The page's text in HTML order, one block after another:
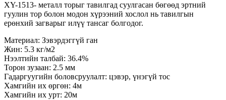
XY-1513- металл торыг тавилгад суулгасан бөгөөд эртний
гуулин тор болон модон хүрээний хослол нь тавилгын
ерөнхий загварыг илүү тансаг болгодог.
Материал: Зэвэрдэггүй ган
Жин: 5.3 кг/м2
Нээлтийн талбай: 36.4%
Торон зузаан: 2.5 мм
Гадаргуугийн боловсруулалт: цэвэр, үнэгүй тос
Хамгийн их өргөн: 4м
Хамгийн их урт: 20м